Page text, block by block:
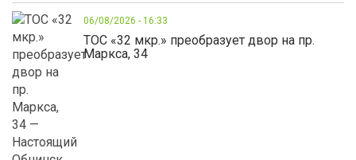
06/08/2026 - 16:33
ТОС «32 мкр.» преобразует двор на пр.
Маркса, 34